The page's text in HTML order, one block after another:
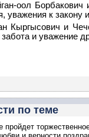
оол Борбакович
уважения к закону
Кыргысович и
и уважение
по теме